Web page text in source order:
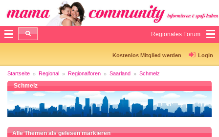
Regionales Forum
Kostenlos Mitglied werden Login
Startseite Regional Regionalforen Saarland Schmelz
Schmelz
Alle Themen als gelesen markieren